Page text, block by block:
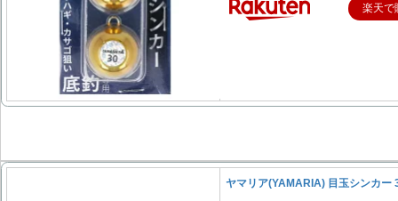
楽天で
ヤマリア(YAMARIA) 目玉シンカー